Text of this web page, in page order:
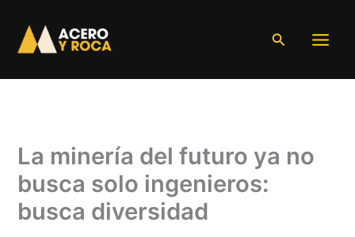
contenido
Buscar
La minería del futuro ya no
busca solo ingenieros:
busca diversidad